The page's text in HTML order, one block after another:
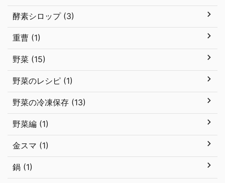
酵素シロップ (3)
重曹 (1)
野菜 (15)
野菜のレシピ (1)
野菜の冷凍保存 (13)
野菜編 (1)
金スマ (1)
鍋 (1)